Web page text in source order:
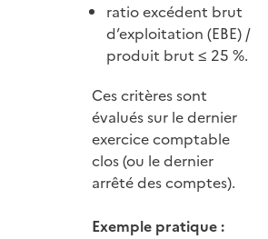
ratio excédent brut
d’exploitation (EBE) /
produit brut ≤ 25 %.
Ces critères sont
évalués sur le dernier
exercice comptable
clos (ou le dernier
arrêté des comptes).
Exemple pratique :